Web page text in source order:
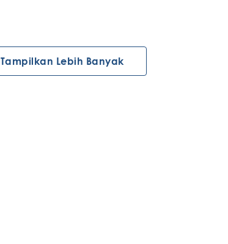
Tampilkan Lebih Banyak